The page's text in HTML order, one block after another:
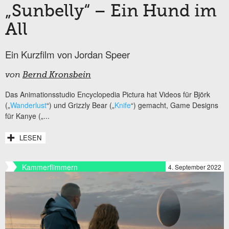
„Sunbelly“ – Ein Hund im
All
Ein Kurzfilm von Jordan Speer
von Bernd Kronsbein
Das Animationsstudio Encyclopedia Pictura hat Videos für Björk
(„Wanderlust“) und Grizzly Bear („Knife“) gemacht, Game Designs
für Kanye („...
LESEN
Kammerflimmern 4. September 2022